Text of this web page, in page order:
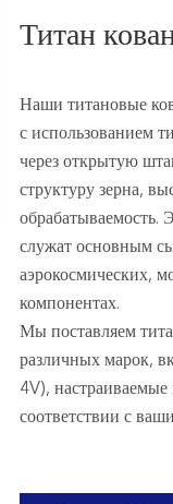
Титан
Наши титановые
с использованием
через открытую
структуру зерна,
обрабатываемость.
служат основным
аэрокосмических,
компонентах.
Мы поставляем
различных марок,
4V), настраиваемые
соответствии с